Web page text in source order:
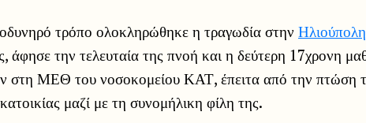
τρόπο ολοκληρώθηκε η τραγωδία στην Ηλιούπολη
άφησε την τελευταία της πνοή και η δεύτερη 17χρονη
στη ΜΕΘ του νοσοκομείου ΚΑΤ, έπειτα από την πτώση
μαζί με τη συνομήλικη φίλη της.